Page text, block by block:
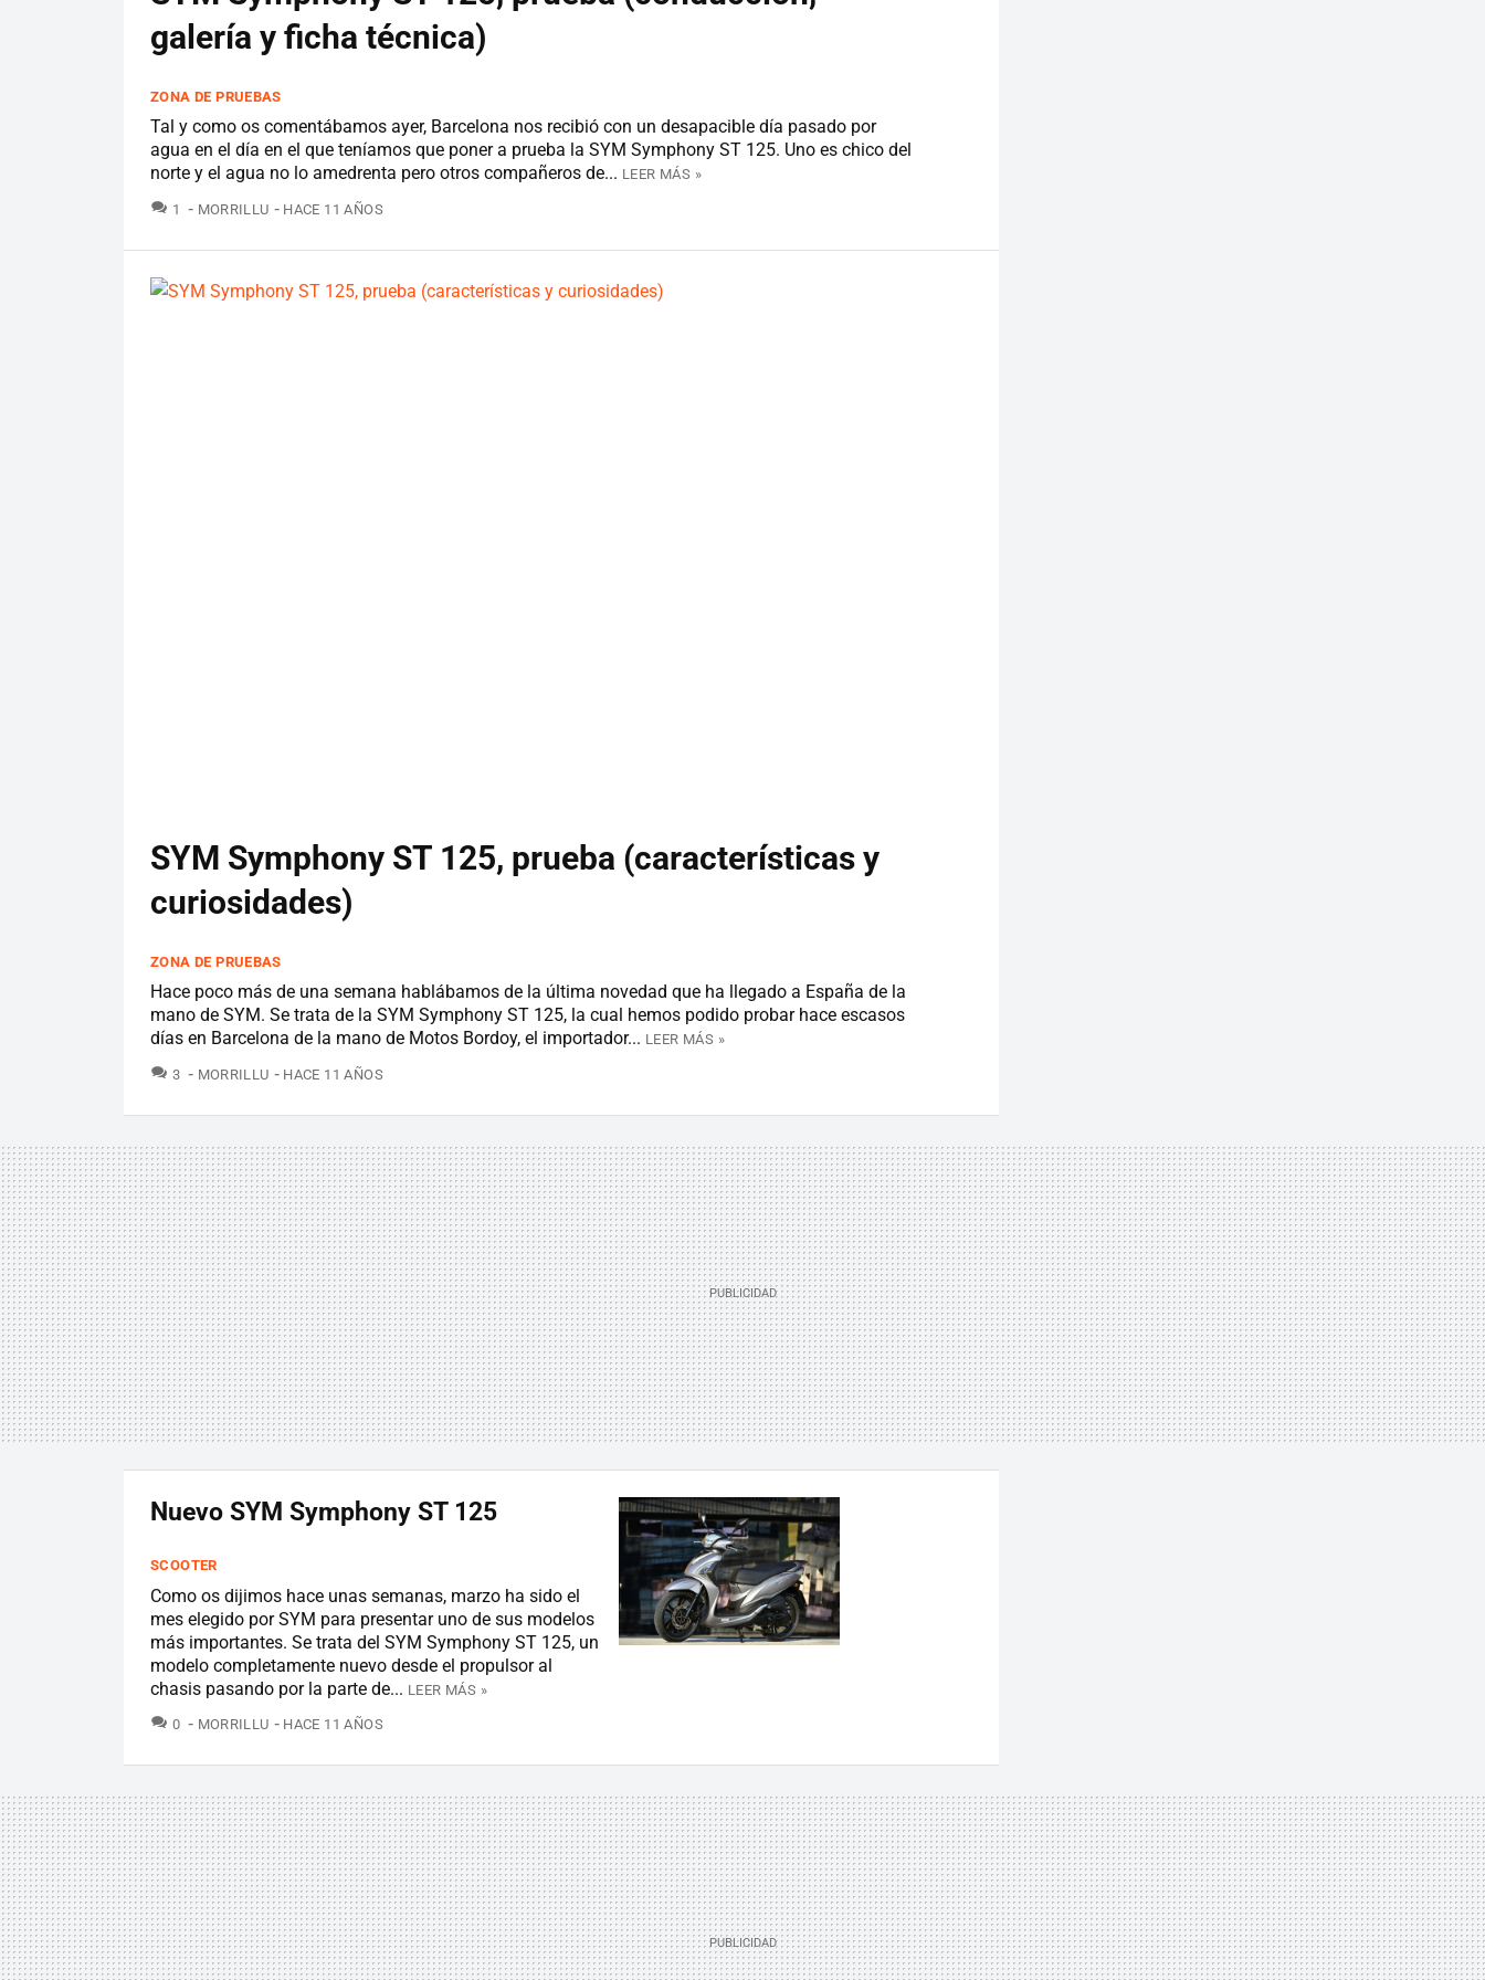
galería y ficha técnica)
ZONA DE PRUEBAS
Tal y como os comentábamos ayer, Barcelona nos recibió con un desapacible día pasado por
agua en el día en el que teníamos que poner a prueba la SYM Symphony ST 125. Uno es chico del
norte y el agua no lo amedrenta pero otros compañeros de... LEER MÁS »
1 COMENTARIOS
MORRILLU HACE 11 AÑOS
SYM Symphony ST 125, prueba (características y
curiosidades)
ZONA DE PRUEBAS
Hace poco más de una semana hablábamos de la última novedad que ha llegado a España de la
mano de SYM. Se trata de la SYM Symphony ST 125, la cual hemos podido probar hace escasos
días en Barcelona de la mano de Motos Bordoy, el importador... LEER MÁS »
3 COMENTARIOS
MORRILLU HACE 11 AÑOS
Nuevo SYM Symphony ST 125
SCOOTER
Como os dijimos hace unas semanas, marzo ha sido el
mes elegido por SYM para presentar uno de sus modelos
más importantes. Se trata del SYM Symphony ST 125, un
modelo completamente nuevo desde el propulsor al
chasis pasando por la parte de... LEER MÁS »
0 COMENTARIOS
MORRILLU HACE 11 AÑOS